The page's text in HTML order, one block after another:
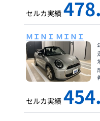
セルカ実績
ＭＩＮＩ ＭＩＮＩ
セルカ実績